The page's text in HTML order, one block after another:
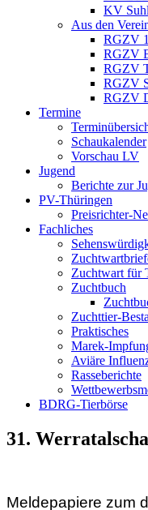
KV Suhl
Aus den
RGZV
RGZV
RGZV
RGZV
RGZV
Termine
Schaukalender
Vorschau LV
Jugend
Berichte zur
PV-Thüringen
Preisrichter-
Fachliches
Zuchtwart für
Zuchtbuch
Zuchttier-
Praktisches
Marek-
Aviäre
Rasseberichte
BDRG-Tierbörse
31.
Meldepapiere zum